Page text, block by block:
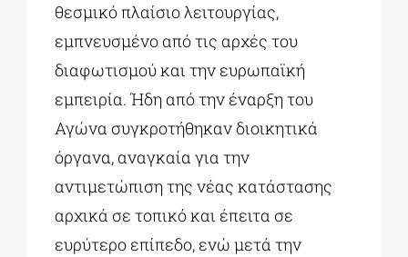
θεσμικό πλαίσιο λειτουργίας,
εμπνευσμένο από τις αρχές του
διαφωτισμού και την ευρωπαϊκή
εμπειρία. Ήδη από την έναρξη του
Αγώνα συγκροτήθηκαν διοικητικά
όργανα, αναγκαία για την
αντιμετώπιση της νέας κατάστασης
αρχικά σε τοπικό και έπειτα σε
ευρύτερο επίπεδο, ενώ μετά την